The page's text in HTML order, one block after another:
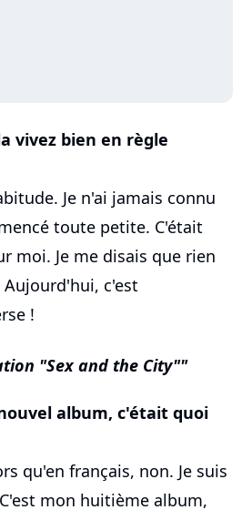
vivez bien en règle
Je n'ai jamais connu
toute petite. C'était
moi. Je me disais que rien
c'est
!
"Sex and the City"
album, c'était quoi
qu'en français, non. Je suis
mon huitième album,